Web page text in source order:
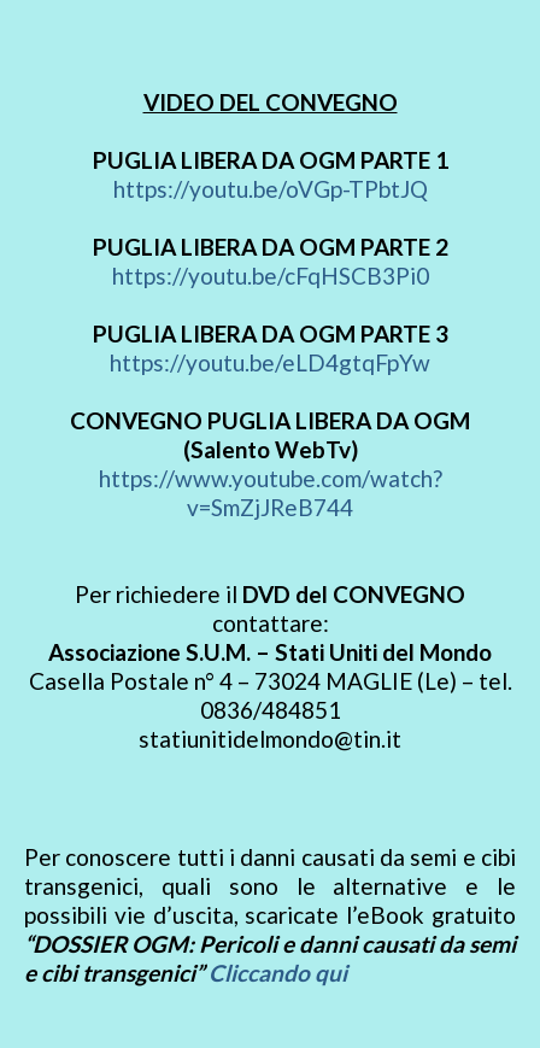
VIDEO DEL CONVEGNO
PUGLIA LIBERA DA OGM PARTE 1
https://youtu.be/oVGp-TPbtJQ
PUGLIA LIBERA DA OGM PARTE 2
https://youtu.be/cFqHSCB3Pi0
PUGLIA LIBERA DA OGM PARTE 3
https://youtu.be/eLD4gtqFpYw
CONVEGNO PUGLIA LIBERA DA OGM
(Salento WebTv)
https://www.youtube.com/watch?
v=SmZjJReB744
Per richiedere il DVD del CONVEGNO
contattare:
Associazione S.U.M. – Stati Uniti del Mondo
Casella Postale n° 4 – 73024 MAGLIE (Le) – tel.
0836/484851
statiunitidelmondo@tin.it
Per conoscere tutti i danni causati da semi e cibi
transgenici, quali sono le alternative e le
possibili vie d’uscita, scaricate l’eBook gratuito
“DOSSIER OGM: Pericoli e danni causati da semi
e cibi transgenici” Cliccando qui